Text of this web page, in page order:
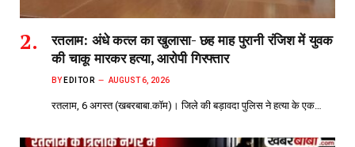
रतलाम: अंधे कत्ल का खुलासा- छह माह पुरानी रंजिश में युवक
की चाकू मारकर हत्या, आरोपी गिरफ्तार
BY EDITOR AUGUST 6, 2026
रतलाम, 6 अगस्त (खबरबाबा.कॉम)। जिले की बड़ावदा पुलिस ने हत्या के एक…